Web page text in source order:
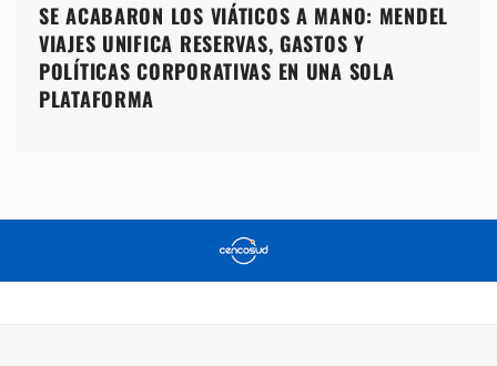
SE ACABARON LOS VIÁTICOS A MANO: MENDEL
VIAJES UNIFICA RESERVAS, GASTOS Y
POLÍTICAS CORPORATIVAS EN UNA SOLA
PLATAFORMA